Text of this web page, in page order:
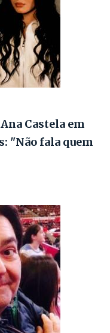
Castela em
"Não fala quem